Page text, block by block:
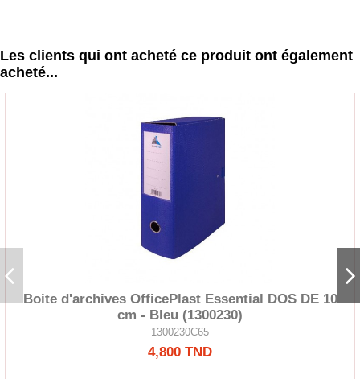
Les clients qui ont acheté ce produit ont également
acheté...
Boite d'archives OfficePlast Essential DOS DE 10
cm - Bleu (1300230)
1300230C65
4,800 TND